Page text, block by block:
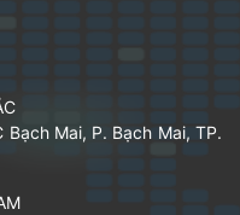
Mai, P. Bạch Mai, TP.